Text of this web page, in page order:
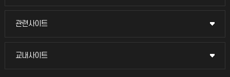
묻고 답하기
관련사이트
관련사이트
국방헬프콜
교내사이트
교내사이트